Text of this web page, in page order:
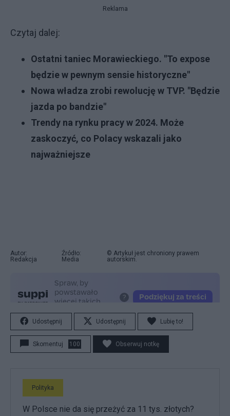
Reklama
Czytaj dalej:
Ostatni taniec Morawieckiego. "To expose
będzie w pewnym sensie historyczne"
Nowa władza zrobi rewolucję w TVP. "Będzie
jazda po bandzie"
Trendy na rynku pracy w 2024. Może
zaskoczyć, co Polacy wskazali jako
najważniejsze
Autor:
Redakcja
Źródło:
Media
© Artykuł jest chroniony prawem
autorskim.
Udostępnij Udostępnij Lubię to!
Skomentuj 100 Obserwuj notkę
Polityka
W Polsce nie da się przeżyć za 11 tys. złotych?